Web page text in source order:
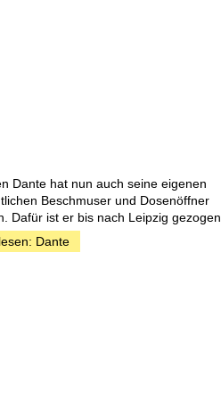
Dante hat nun auch seine eigenen
Beschmuser und Dosenöffner
Dafür ist er bis nach Leipzig gezogen.
Dante